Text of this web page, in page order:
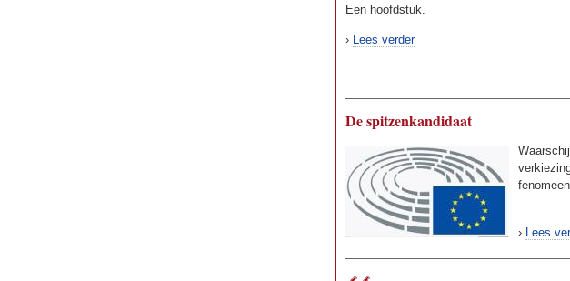
Een hoofdstuk.
› Lees verder
De spitzenkandidaat
› Lees